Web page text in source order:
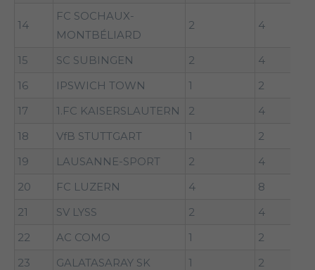
14
FC SOCHAUX-
MONTBÉLIARD
2 4
15 SC SUBINGEN 2
4
16
IPSWICH TOWN 1
2
17
1.FC KAISERSLAUTERN 2
4
18
VfB STUTTGART 1
2
19
LAUSANNE-SPORT 2
4
20
FC LUZERN 4
8
21
SV LYSS 2
4
22
AC COMO 1
2
23
GALATASARAY SK 1
2